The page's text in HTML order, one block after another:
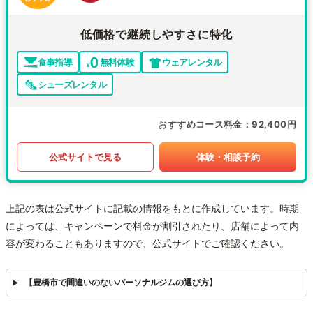
低価格で継続しやすさに特化
食事指導 無料体験
ウェアレンタル
シューズレンタル
おすすめコース料金 92,400円
公式サイトで見る 体験・相談予約
上記の表は公式サイトに記載の情報をもとに作成しています。時期
によっては、キャンペーンで料金が割引されたり、店舗によって内
容が変わることもありますので、公式サイトでご確認ください。
【豊橋市で間違いのないパーソナルジムの選び方】